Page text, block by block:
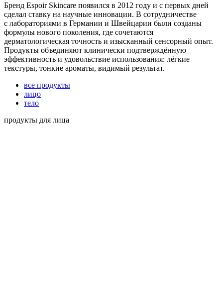
Бренд Espoir Skincare появился в 2012 году и с первых дней
сделал ставку на научные инновации. В сотрудничестве
с лабораториями в Германии и Швейцарии были созданы
формулы нового поколения, где сочетаются
дерматологическая точность и изысканный сенсорный опыт.
Продукты объединяют клинически подтверждённую
эффективность и удовольствие использования: лёгкие
текстуры, тонкие ароматы, видимый результат.
все продукты
лицо
тело
продукты для лица